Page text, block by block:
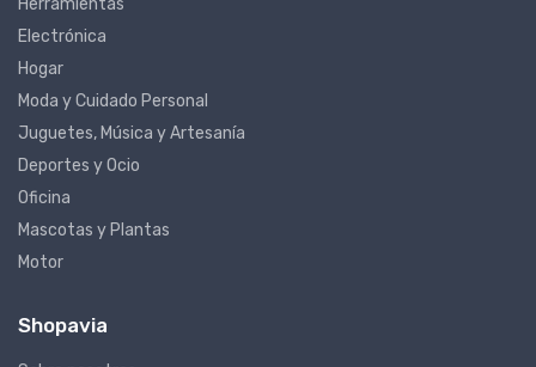
Herramientas
Electrónica
Hogar
Moda y Cuidado Personal
Juguetes, Música y Artesanía
Deportes y Ocio
Oficina
Mascotas y Plantas
Motor
Shopavia